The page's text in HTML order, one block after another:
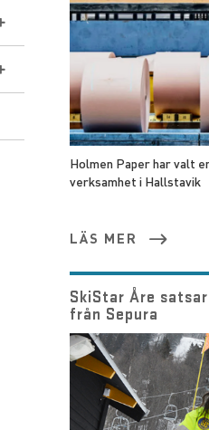
Holmen Paper har valt
verksamhet i Hallstavik
LÄS MER
SkiStar Åre
från Sepura